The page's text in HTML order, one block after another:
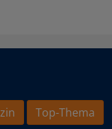
Top-Thema